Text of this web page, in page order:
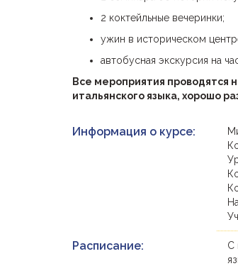
2 коктейльные вечеринки;
ужин в историческом
автобусная экскурсия на
Все мероприятия проводятся
итальянского языка, хорошо
Информация о курсе:
Расписание:
С